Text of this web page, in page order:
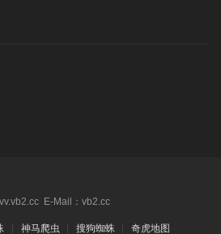
E-Mail：vb2.cc
神马爬虫 搜狗蜘蛛 奇虎地图